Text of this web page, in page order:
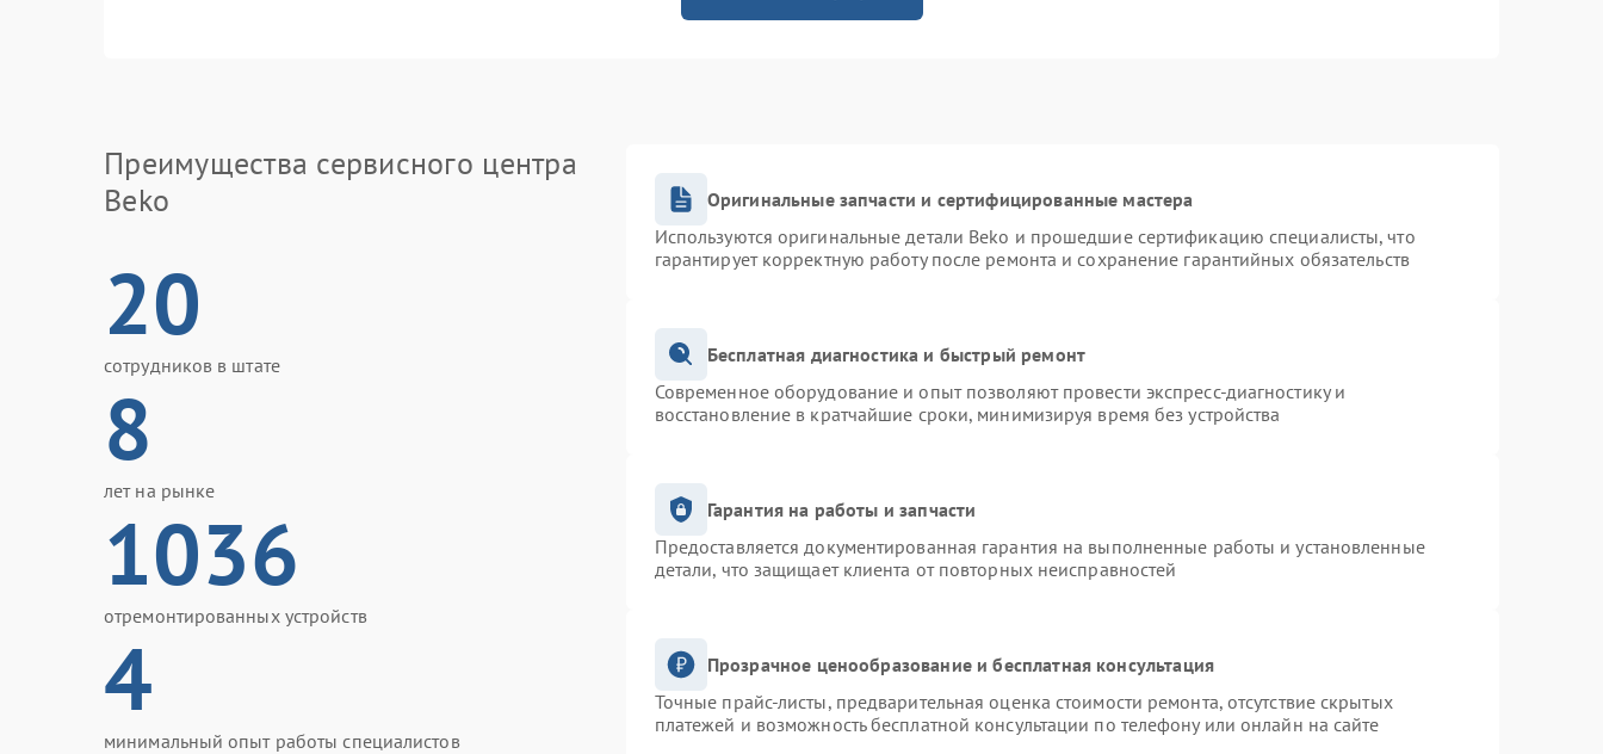
Преимущества сервисного центра
Beko
20
сотрудников в штате
8
лет на рынке
1036
отремонтированных устройств
4
минимальный опыт работы специалистов
Оригинальные запчасти и сертифицированные мастера
Используются оригинальные детали Beko и прошедшие сертификацию специалисты, что
гарантирует корректную работу после ремонта и сохранение гарантийных обязательств
Бесплатная диагностика и быстрый ремонт
Современное оборудование и опыт позволяют провести экспресс-диагностику и
восстановление в кратчайшие сроки, минимизируя время без устройства
Гарантия на работы и запчасти
Предоставляется документированная гарантия на выполненные работы и установленные
детали, что защищает клиента от повторных неисправностей
Прозрачное ценообразование и бесплатная консультация
Точные прайс-листы, предварительная оценка стоимости ремонта, отсутствие скрытых
платежей и возможность бесплатной консультации по телефону или онлайн на сайте